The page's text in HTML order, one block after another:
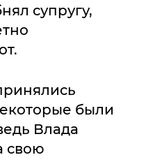
супругу,
были
Влада
свою